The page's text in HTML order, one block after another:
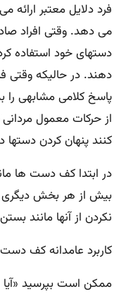
فرد دلایل معتبر
می دهد. وقتی افراد
دستهای خود استفاده
دهند. در حالیکه
پاسخ کلامی مشابهی را
از حرکات معمول
کنند پنهان کردن
در ابتدا کف دست ها
بیش از هر بخش دیگری
نکردن از آنها مانند
کاربرد عامدانه کف
ممکن است بپرسید «آیا